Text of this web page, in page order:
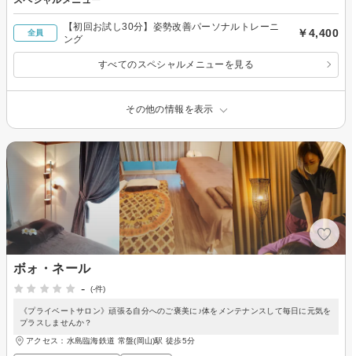
全員
【初回お試し30分】姿勢改善パーソナルトレーニ
ング
￥4,400
すべてのスペシャルメニューを見る
その他の情報を表示
ボォ・ネール
-
(-件)
《プライベートサロン》頑張る自分へのご褒美に♪体をメンテナンスして毎日に元気を
プラスしませんか？
アクセス：水島臨海鉄道 常盤(岡山)駅 徒歩5分